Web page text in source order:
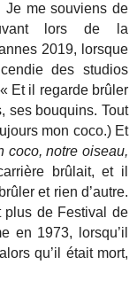
me souviens de
lors de la
2019, lorsque
des studios
Et il regarde brûler
ses bouquins. Tout
mon coco.) Et
coco, notre oiseau,
brûlait, et il
et rien d’autre.
plus de Festival de
en 1973, lorsqu’il
qu’il était mort,